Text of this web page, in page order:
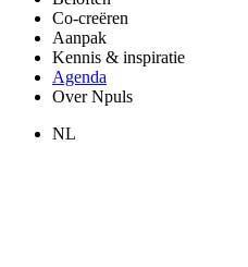
Co-creëren
Aanpak
Kennis & inspiratie
Agenda
Over Npuls
NL